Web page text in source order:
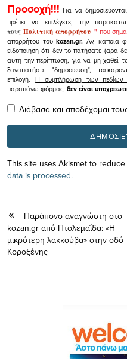
Προσοχή!!! Για να
πρέπει να επιλέγετε, την
τουςΠολιτική απορρήτου" που
απορρήτου τουkozan.gr. Αν, κάποια
ειδοποίηση ότι δεν το πατήσατε (αρα
αυτή την περίπτωση, για να μη χαθεί
ξαναπατήστε "δημοσίευση",
επιλογή.Η συμπλήρωση των πεδίων
παραπάνω φόρμας, δεν είναι
Διάβασα και αποδέχομαι
This site uses Akismet to reduce
data is processed.
Παράπονο αναγνώστη στο
kozan.gr από Πτολεμαΐδα: «Η
μικρότερη λακκούβα» στην οδό
Κοροξένης